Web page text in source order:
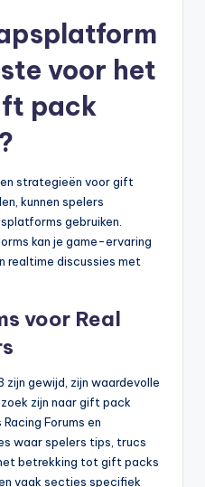
voor het
pack
strategieën voor gift
kunnen spelers
gebruiken.
kan je game-ervaring
realtime discussies met
voor Real
zijn gewijd, zijn waardevolle
zijn naar gift pack
Forums en
waar spelers tips, trucs
betrekking tot gift packs
vaak secties specifiek